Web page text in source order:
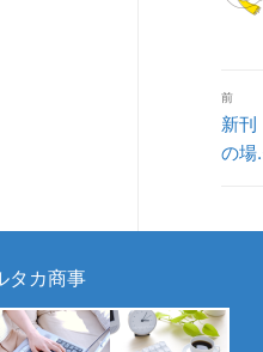
投
稿
ナ
ゲ
シ
ョ
前
前
の
新刊
の場
タカ商事